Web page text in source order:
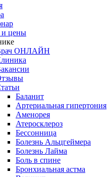
и цены
ОНЛАЙН
Баланит
Артериальная гипертония
Аменорея
Атеросклероз
Бессонница
Болезнь Альцгеймера
Болезнь Лайма
Боль в спине
Бронхиальная астма